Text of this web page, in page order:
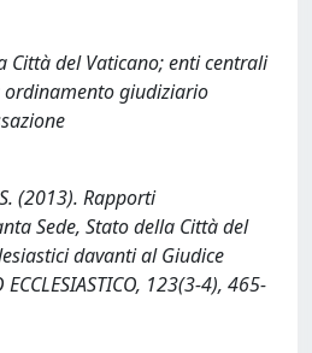
Città del Vaticano; enti centrali
ordinamento giudiziario
(2013). Rapporti
Sede, Stato della Città del
davanti al Giudice
123(3-4), 465-